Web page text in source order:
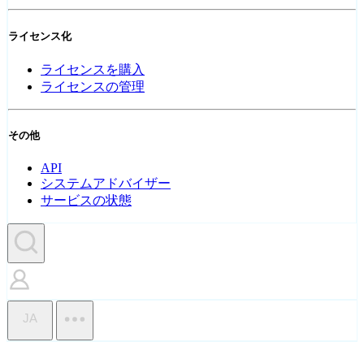
ライセンス化
ライセンスを購入
ライセンスの管理
その他
API
システムアドバイザー
サービスの状態
JA